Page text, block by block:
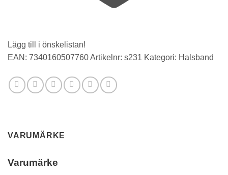
Lägg till i önskelistan!
EAN: 7340160507760Artikelnr: s231 Kategori: Halsband
VARUMÄRKE
Varumärke